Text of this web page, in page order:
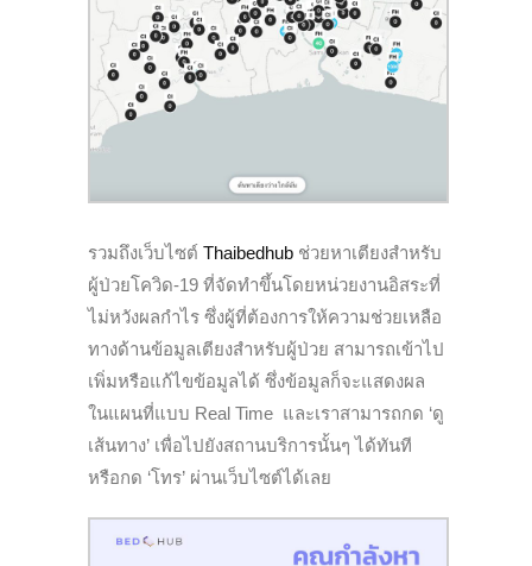
รวมถึงเว็บไซต์ Thaibedhub ช่วยหาเตียงสำหรับ
ผู้ป่วยโควิด-19 ที่จัดทำขึ้นโดยหน่วยงานอิสระที่
ไม่หวังผลกำไร ซึ่งผู้ที่ต้องการให้ความช่วยเหลือ
ทางด้านข้อมูลเตียงสำหรับผู้ป่วย สามารถเข้าไป
เพิ่มหรือแก้ไขข้อมูลได้ ซึ่งข้อมูลก็จะแสดงผล
ในแผนที่แบบ Real Time และเราสามารถกด ‘ดู
เส้นทาง’ เพื่อไปยังสถานบริการนั้นๆ ได้ทันที
หรือกด ‘โทร’ ผ่านเว็บไซต์ได้เลย